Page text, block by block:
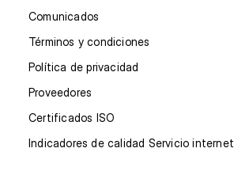
Comunicados
Términos y condiciones
Política de privacidad
Proveedores
Certificados ISO
Indicadores de calidad Servicio internet